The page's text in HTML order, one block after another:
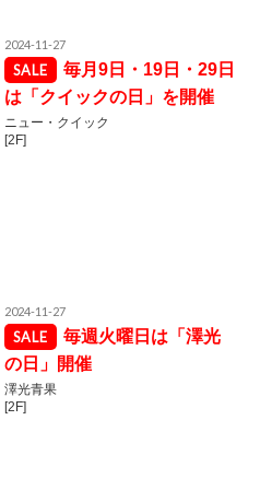
2024-11-27
毎月9日・19日・29日
は「クイックの日」を開催
ニュー・クイック
[2F]
2024-11-27
毎週火曜日は「澤光
の日」開催
澤光青果
[2F]